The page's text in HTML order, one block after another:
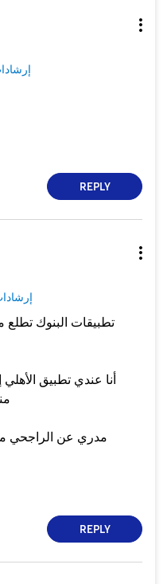
REPLY
تطبيقات البنوك تطلع
أنا عندي تطبيق
مدري عن الراجحي
REPLY